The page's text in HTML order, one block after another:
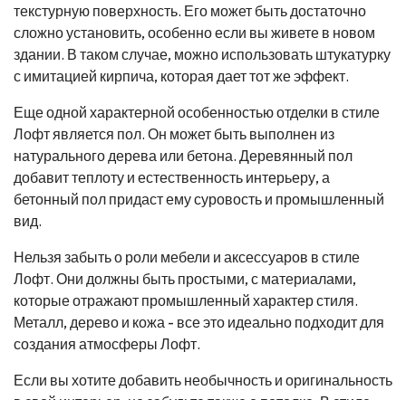
текстурную поверхность. Его может быть достаточно
сложно установить, особенно если вы живете в новом
здании. В таком случае, можно использовать штукатурку
с имитацией кирпича, которая дает тот же эффект.
Еще одной характерной особенностью отделки в стиле
Лофт является пол. Он может быть выполнен из
натурального дерева или бетона. Деревянный пол
добавит теплоту и естественность интерьеру, а
бетонный пол придаст ему суровость и промышленный
вид.
Нельзя забыть о роли мебели и аксессуаров в стиле
Лофт. Они должны быть простыми, с материалами,
которые отражают промышленный характер стиля.
Металл, дерево и кожа - все это идеально подходит для
создания атмосферы Лофт.
Если вы хотите добавить необычность и оригинальность